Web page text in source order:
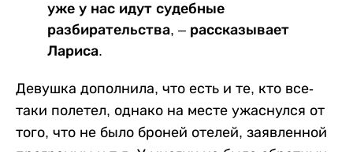
уже у нас идут судебные
разбирательства, – рассказывает
Лариса.
Девушка дополнила, что есть и те, кто все-
таки полетел, однако на месте ужаснулся от
того, что не было броней отелей, заявленной